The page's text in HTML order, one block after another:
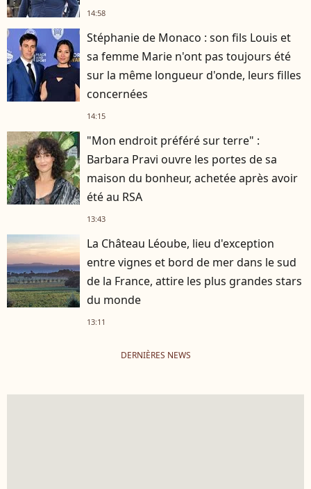
14:58
Stéphanie de Monaco : son fils Louis et
sa femme Marie n'ont pas toujours été
sur la même longueur d'onde, leurs filles
concernées
14:15
"Mon endroit préféré sur terre" :
Barbara Pravi ouvre les portes de sa
maison du bonheur, achetée après avoir
été au RSA
13:43
La Château Léoube, lieu d'exception
entre vignes et bord de mer dans le sud
de la France, attire les plus grandes stars
du monde
13:11
DERNIÈRES NEWS